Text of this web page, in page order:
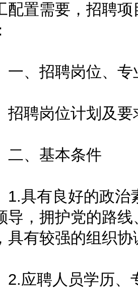
配置需要，招聘
招聘岗位、专
岗位计划及要
、基本条件
有良好的政治
导，拥护党的路
具有较强的组织
聘人员学历、